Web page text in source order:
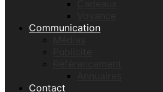
Communication
Contact